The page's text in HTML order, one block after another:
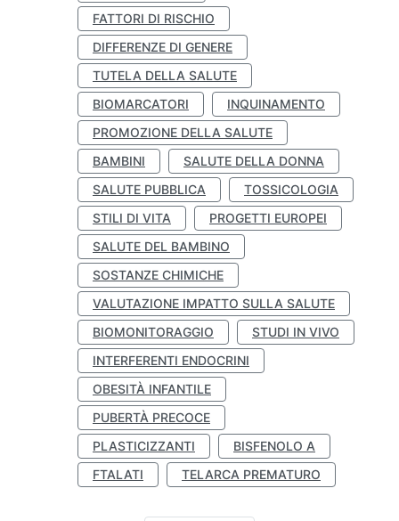
FATTORI DI RISCHIO
DIFFERENZE DI GENERE
TUTELA DELLA SALUTE
BIOMARCATORI
INQUINAMENTO
PROMOZIONE DELLA SALUTE
BAMBINI
SALUTE DELLA DONNA
SALUTE PUBBLICA
TOSSICOLOGIA
STILI DI VITA
PROGETTI EUROPEI
SALUTE DEL BAMBINO
SOSTANZE CHIMICHE
VALUTAZIONE IMPATTO SULLA SALUTE
BIOMONITORAGGIO
STUDI IN VIVO
INTERFERENTI ENDOCRINI
OBESITÀ INFANTILE
PUBERTÀ PRECOCE
PLASTICIZZANTI
BISFENOLO A
FTALATI
TELARCA PREMATURO